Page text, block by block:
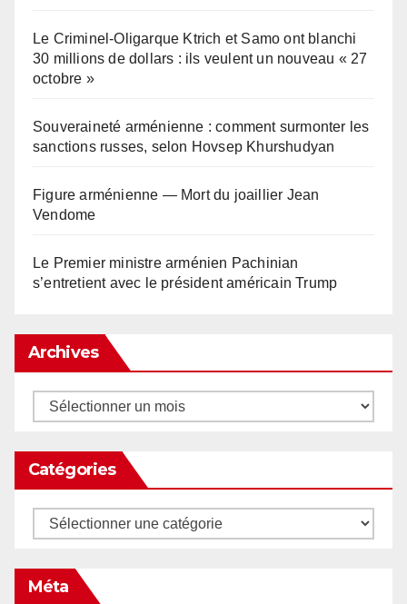
Le Criminel-Oligarque Ktrich et Samo ont blanchi
30 millions de dollars : ils veulent un nouveau « 27
octobre »
Souveraineté arménienne : comment surmonter les
sanctions russes, selon Hovsep Khurshudyan
Figure arménienne — Mort du joaillier Jean
Vendome
Le Premier ministre arménien Pachinian
s’entretient avec le président américain Trump
Archives
Archives
Catégories
Catégories
Méta